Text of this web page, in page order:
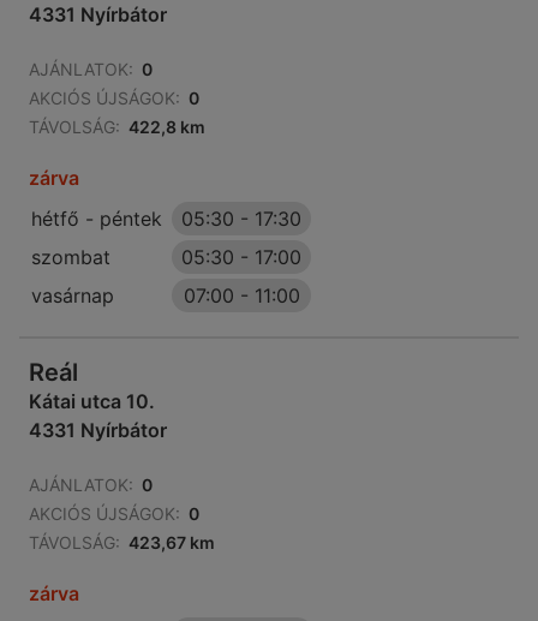
4331 Nyírbátor
AJÁNLATOK: 0
AKCIÓS ÚJSÁGOK: 0
TÁVOLSÁG: 422,8 km
zárva
hétfő - péntek
05:30 - 17:30
szombat
05:30 - 17:00
vasárnap
07:00 - 11:00
Reál
Kátai utca 10.
4331 Nyírbátor
AJÁNLATOK: 0
AKCIÓS ÚJSÁGOK: 0
TÁVOLSÁG: 423,67 km
zárva